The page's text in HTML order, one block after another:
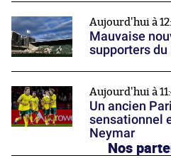
Aujourd'hui à
Mauvaise
supporters du
Aujourd'hui à
Un ancien
sensationnel
Neymar
Nos